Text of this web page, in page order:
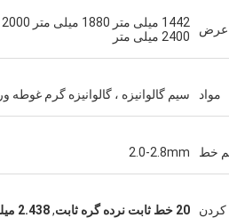
عرض
2400 میلی متر
مواد سیم گالوانیزه ، گالوانیزه گرم غوطه ور
خط 2.0-2.8mm
کردن 20 خط ثابت نرده گره ثابت ,2.438 میلی متر گره ثابت حصار